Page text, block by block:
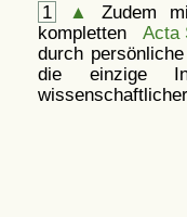
1 ▲
Zudem
kompletten Acta
durch
die einzige